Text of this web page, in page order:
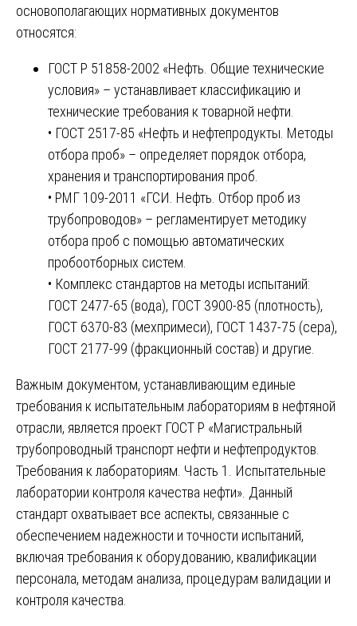
основополагающих нормативных документов
относятся:
ГОСТ Р 51858-2002 «Нефть. Общие технические
условия» – устанавливает классификацию и
технические требования к товарной нефти.
• ГОСТ 2517-85 «Нефть и нефтепродукты. Методы
отбора проб» – определяет порядок отбора,
хранения и транспортирования проб.
• РМГ 109-2011 «ГСИ. Нефть. Отбор проб из
трубопроводов» – регламентирует методику
отбора проб с помощью автоматических
пробоотборных систем.
• Комплекс стандартов на методы испытаний:
ГОСТ 2477-65 (вода), ГОСТ 3900-85 (плотность),
ГОСТ 6370-83 (мехпримеси), ГОСТ 1437-75 (сера),
ГОСТ 2177-99 (фракционный состав) и другие.
Важным документом, устанавливающим единые
требования к испытательным лабораториям в нефтяной
отрасли, является проект ГОСТ Р «Магистральный
трубопроводный транспорт нефти и нефтепродуктов.
Требования к лабораториям. Часть 1. Испытательные
лаборатории контроля качества нефти». Данный
стандарт охватывает все аспекты, связанные с
обеспечением надежности и точности испытаний,
включая требования к оборудованию, квалификации
персонала, методам анализа, процедурам валидации и
контроля качества.